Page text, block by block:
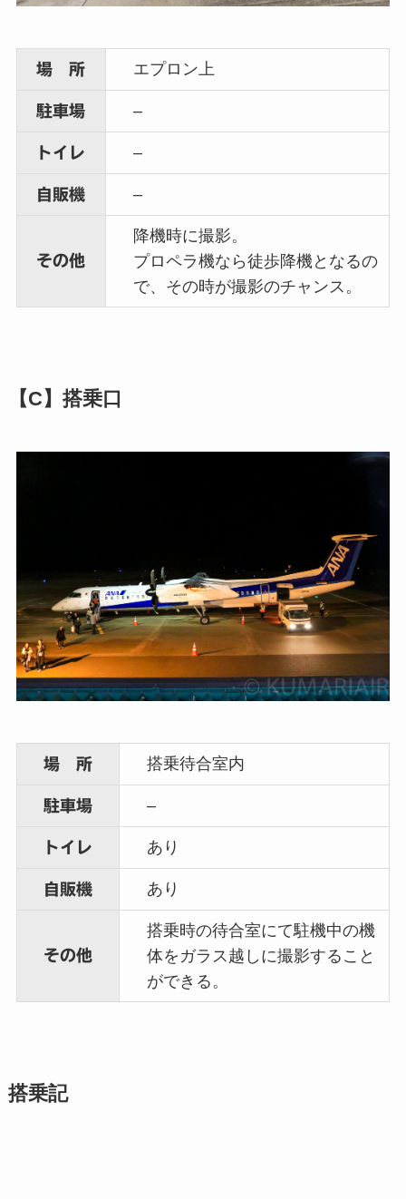
場 所 エプロン上
駐車場 –
トイレ –
自販機 –
その他
降機時に撮影。
プロペラ機なら徒歩降機となるの
で、その時が撮影のチャンス。
【C】搭乗口
場 所 搭乗待合室内
駐車場 –
トイレ あり
自販機 あり
その他
搭乗時の待合室にて駐機中の機
体をガラス越しに撮影すること
ができる。
搭乗記